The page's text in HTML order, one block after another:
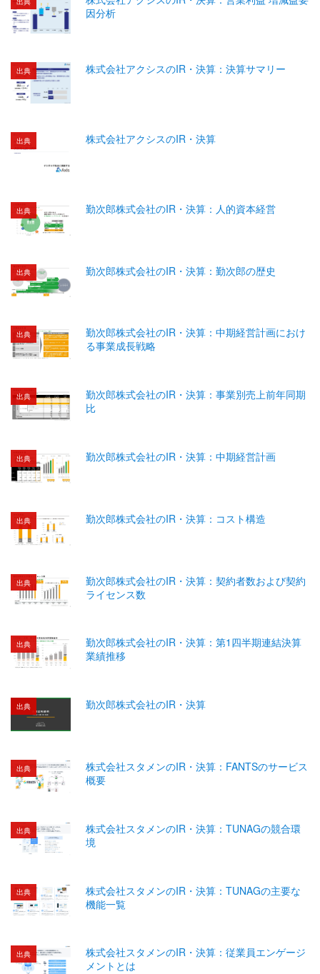
因分析
出典 株式会社アクシスのIR・決算：決算サマリー
出典 株式会社アクシスのIR・決算
出典 勤次郎株式会社のIR・決算：人的資本経営
出典 勤次郎株式会社のIR・決算：勤次郎の歴史
出典
勤次郎株式会社のIR・決算：中期経営計画におけ
る事業成長戦略
出典
勤次郎株式会社のIR・決算：事業別売上前年同期
比
出典 勤次郎株式会社のIR・決算：中期経営計画
出典 勤次郎株式会社のIR・決算：コスト構造
出典
勤次郎株式会社のIR・決算：契約者数および契約
ライセンス数
出典
勤次郎株式会社のIR・決算：第1四半期連結決算
業績推移
出典 勤次郎株式会社のIR・決算
出典
株式会社スタメンのIR・決算：FANTSのサービス
概要
出典
株式会社スタメンのIR・決算：TUNAGの競合環
境
出典
株式会社スタメンのIR・決算：TUNAGの主要な
機能一覧
出典
株式会社スタメンのIR・決算：従業員エンゲージ
メントとは